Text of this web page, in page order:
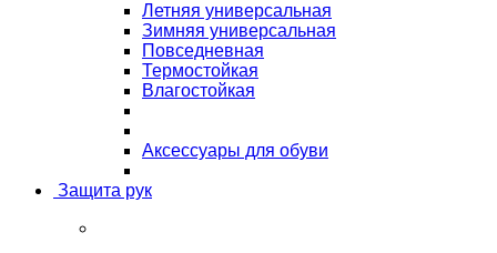
Летняя универсальная
Зимняя универсальная
Повседневная
Термостойкая
Влагостойкая
Аксессуары для обуви
Защита рук